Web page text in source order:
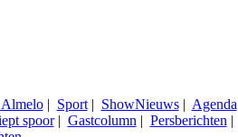
| Sport| ShowNieuws| Agenda
spoor| Gastcolumn| Persberichten|